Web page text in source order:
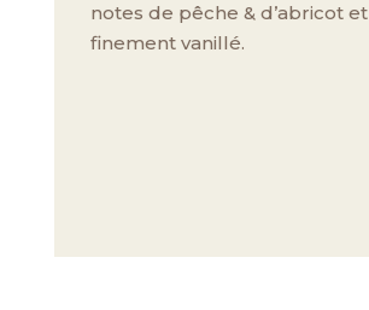
notes de pêche & d’abricot et
finement vanillé.